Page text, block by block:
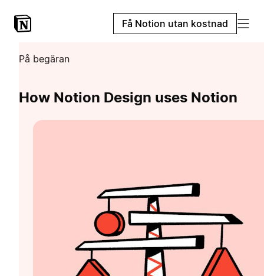
Få Notion utan kostnad
På begäran
How Notion Design uses Notion